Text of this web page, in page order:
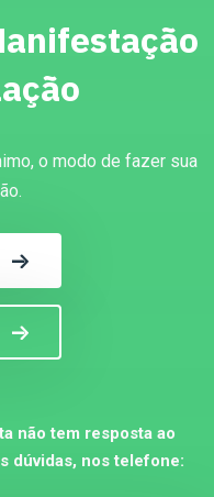
o modo de fazer sua
não tem resposta ao
dúvidas, nos telefone: